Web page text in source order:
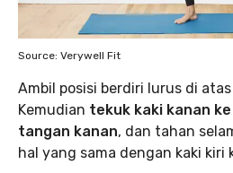
Source: Verywell Fit
Ambil posisi berdiri lurus di
Kemudian tekuk kaki kanan
tangan kanan, dan tahan
hal yang sama dengan kaki kiri